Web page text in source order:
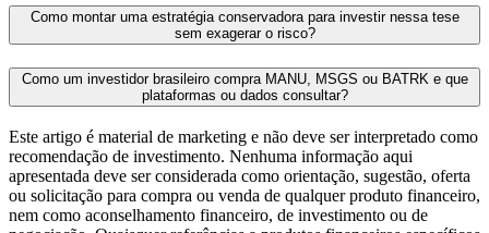
Como montar uma estratégia conservadora para investir nessa tese
sem exagerar o risco?
Como um investidor brasileiro compra MANU, MSGS ou BATRK e que
plataformas ou dados consultar?
Este artigo é material de marketing e não deve ser interpretado como
recomendação de investimento. Nenhuma informação aqui
apresentada deve ser considerada como orientação, sugestão, oferta
ou solicitação para compra ou venda de qualquer produto financeiro,
nem como aconselhamento financeiro, de investimento ou de